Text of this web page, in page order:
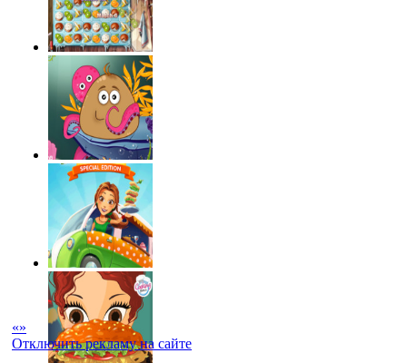
«»
Отключить рекламу на сайте